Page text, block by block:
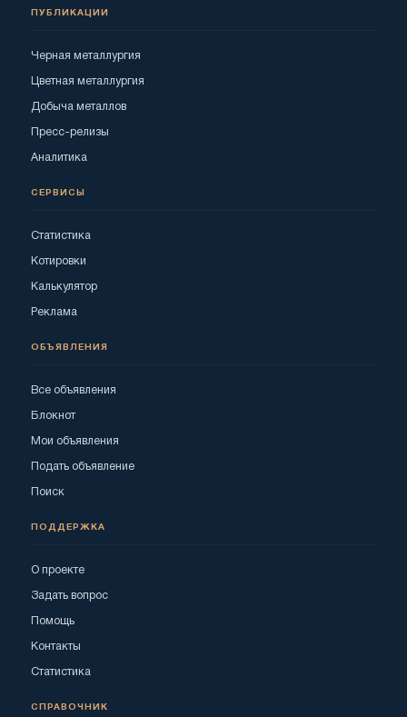
ПУБЛИКАЦИИ
Черная металлургия
Цветная металлургия
Добыча металлов
Пресс-релизы
Аналитика
СЕРВИСЫ
Статистика
Котировки
Калькулятор
Реклама
ОБЪЯВЛЕНИЯ
Все объявления
Блокнот
Мои объявления
Подать объявление
Поиск
ПОДДЕРЖКА
О проекте
Задать вопрос
Помощь
Контакты
Статистика
СПРАВОЧНИК